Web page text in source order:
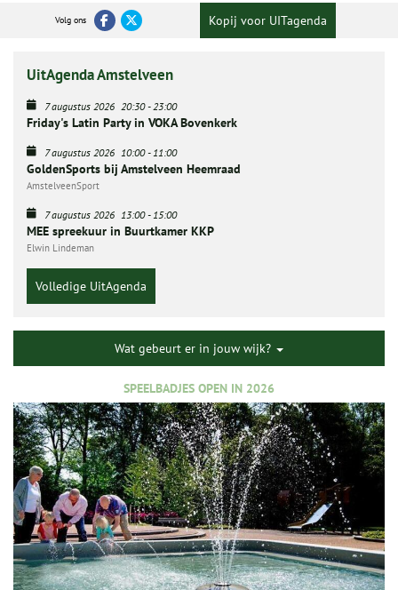
Volg ons Kopij voor UITagenda
UitAgenda Amstelveen
7 augustus 2026 20:30-23:00
Friday's Latin Party in VOKA Bovenkerk
7 augustus 2026 10:00-11:00
GoldenSports bij Amstelveen Heemraad
AmstelveenSport
7 augustus 2026 13:00-15:00
MEE spreekuur in Buurtkamer KKP
Elwin Lindeman
Volledige UitAgenda
Wat gebeurt er in jouw wijk?
SPEELBADJES OPEN IN 2026